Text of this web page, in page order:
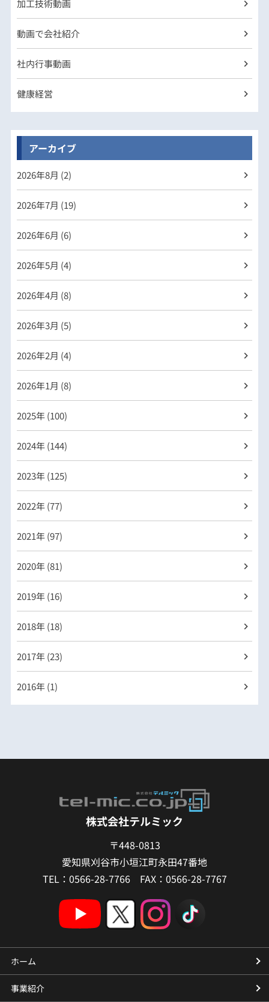
加工技術動画
動画で会社紹介
社内行事動画
健康経営
アーカイブ
2026年8月 (2)
2026年7月 (19)
2026年6月 (6)
2026年5月 (4)
2026年4月 (8)
2026年3月 (5)
2026年2月 (4)
2026年1月 (8)
2025年 (100)
2024年 (144)
2023年 (125)
2022年 (77)
2021年 (97)
2020年 (81)
2019年 (16)
2018年 (18)
2017年 (23)
2016年 (1)
株式会社テルミック
〒448-0813
愛知県刈谷市小垣江町永田47番地
TEL：0566-28-7766 FAX：0566-28-7767
ホーム
事業紹介